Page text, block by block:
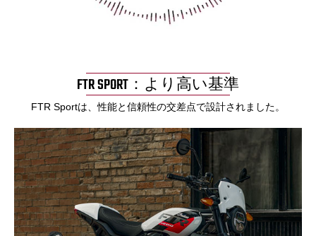
FTR SPORT：より高い基準
FTR Sportは、性能と信頼性の交差点で設計されました。